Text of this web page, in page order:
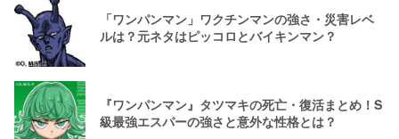
「ワンパンマン」ワクチンマンの強さ・災害レベ
ルは？元ネタはピッコロとバイキンマン？
『ワンパンマン』タツマキの死亡・復活まとめ！S
級最強エスパーの強さと意外な性格とは？